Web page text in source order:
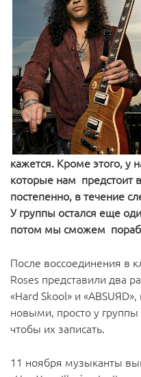
кажется. Кроме этого, у
которые нам предстоит
постепенно, в течение
У группы остался еще
потом мы сможем
После воссоединения в
Roses представили два
«Hard Skool» и
новыми, просто у
чтобы их записать.
11 ноября музыканты